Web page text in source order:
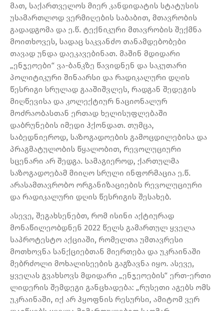
მათ, საქართველოს მიერ კანდიდატის სტატუსის
უსამართლოდ ვერმიღების საბაბით, მთავრობის
გადადგომა და ე.წ. ტექნიკური მთავრობის შექმნა
მოითხოვეს, სადაც საკვანძო თანამდებობები
თავად უნდა დაეკავებინათ. მაშინ მდიდარი
„ენჯეოები“ ვა-ბანკზე წავიდნენ და საკუთარი
პოლიტიკური შინაარსი და რადიკალური დღის
წესრიგი სრულად გააშიშვლეს, რადგან შედეგის
მიღწევისა და კოლექტიურ ნაციონალურ
მოძრაობასთან ერთად ხელისუფლებაში
დაბრუნების იმედი ჰქონდათ. თუმცა,
საბედნიეროდ, საზოგადოების გამოცდილებისა და
პრაგმატულობის წყალობით, რევოლუციური
სცენარი არ შედგა. სამაგიეროდ, ქართულმა
საზოგადოებამ მიიღო სრული ინფორმაცია ე.წ.
არასამთავრობო ორგანიზაციების რევოლუციური
და რადიკალური დღის წესრიგის შესახებ.
ასევე, შეგახსენებთ, რომ ისინი აქტიურად
მონაწილეობდნენ 2022 წელს გამართულ ყველა
საპროტესტო აქციაში, რომელთა უმთავრესი
მოთხოვნა სანქციებთან მიერთება და უკრაინაში
მებრძოლი მოხალისეების გაგზავნა იყო. ასევე,
ყველას გვახსოვს მდიდარი „ენჯეოების“ ერთ-ერთი
ლიდერის შემდეგი განცხადება: „რუსეთი აგებს ომს
უკრაინაში, იქ არ ჰყოფნის რესურსი, ამიტომ ვერ